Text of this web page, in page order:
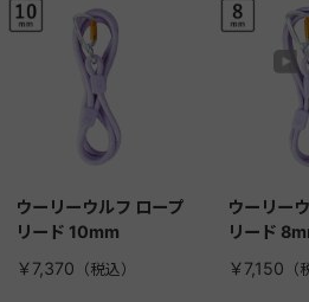
ウーリーウルフ ロープ
リード 10mm
￥7,370
ウーリー
リード
￥7,150